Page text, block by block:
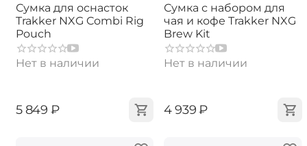
Сумка для оснасток
Trakker NXG Combi Rig
Pouch
Нет в наличии
‍5 849‍ ₽
Сумка с набором для
чая и кофе Trakker NXG
Brew Kit
Нет в наличии
‍4 939‍₽